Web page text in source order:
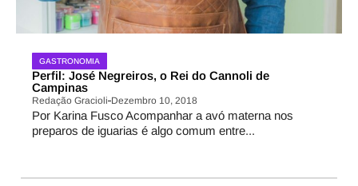
GASTRONOMIA
Perfil: José Negreiros, o Rei do Cannoli de
Campinas
Redação Gracioli Dezembro 10, 2018
Por Karina Fusco Acompanhar a avó materna nos
preparos de iguarias é algo comum entre...